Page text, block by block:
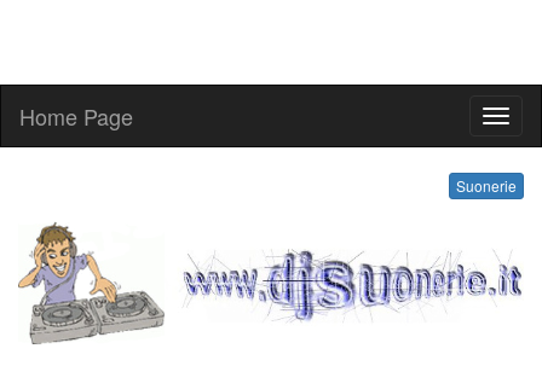
Home Page
Suonerie